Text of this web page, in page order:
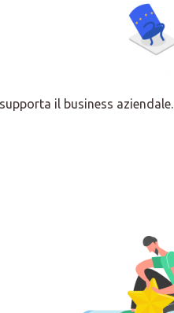
il business aziendale.